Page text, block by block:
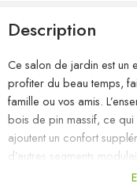
Description
Ce salon de jardin est un
profiter du beau temps,
famille ou vos amis.
bois de pin massif, ce qui
ajoutent un confort
d’autres segments
de salon de jardin !